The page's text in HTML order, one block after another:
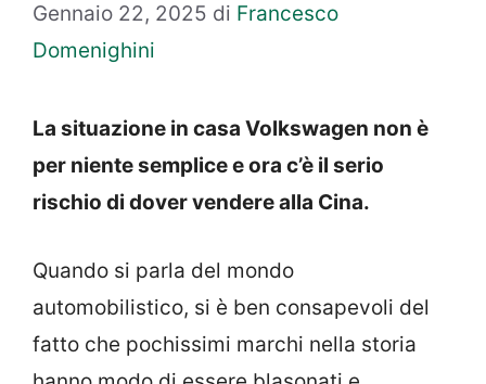
Gennaio 22, 2025 di Francesco
Domenighini
La situazione in casa Volkswagen non è
per niente semplice e ora c’è il serio
rischio di dover vendere alla Cina.
Quando si parla del mondo
automobilistico, si è ben consapevoli del
fatto che pochissimi marchi nella storia